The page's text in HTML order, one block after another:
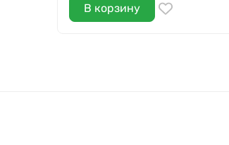
В корзину